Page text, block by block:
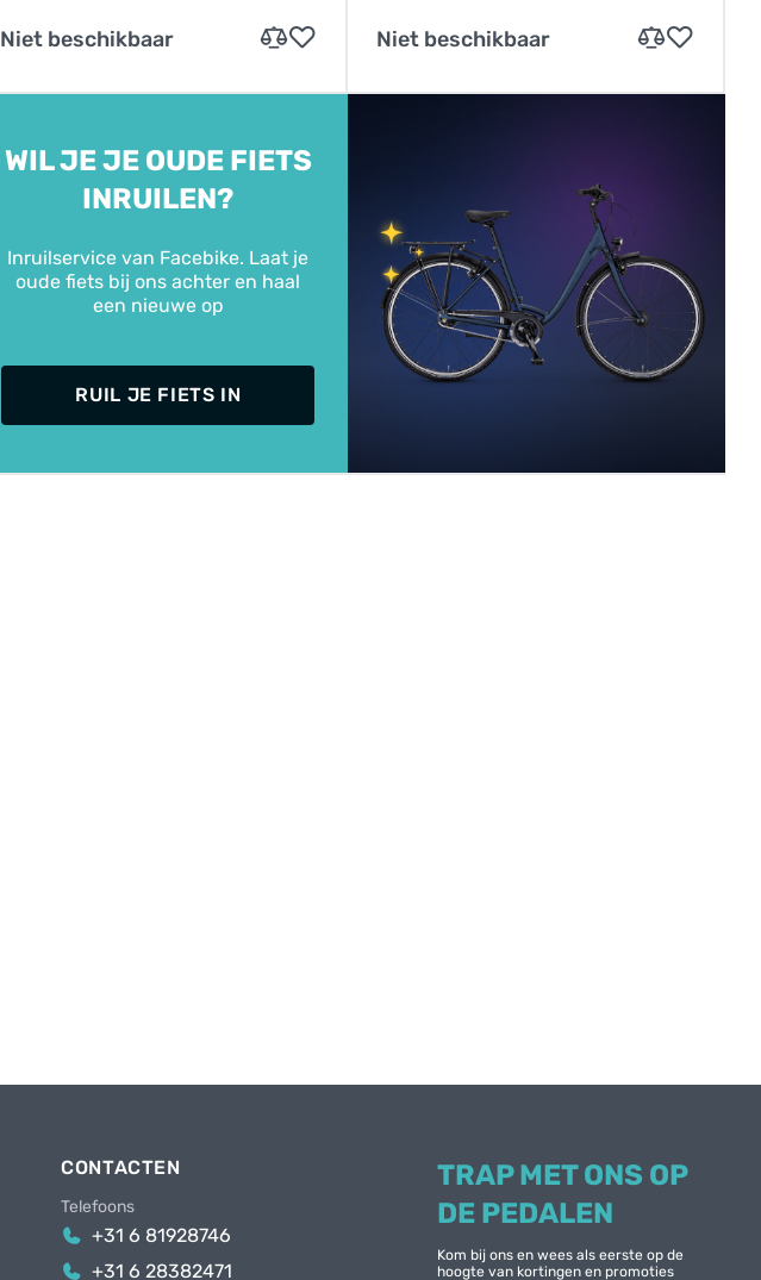
Niet beschikbaar Niet beschikbaar
WIL JE JE OUDE FIETS
INRUILEN?
Inruilservice van Facebike. Laat je
oude fiets bij ons achter en haal
een nieuwe op
RUIL JE FIETS IN
CONTACTEN
Telefoons
+31 6 81928746
+31 6 28382471
TRAP MET ONS OP
DE PEDALEN
Kom bij ons en wees als eerste op de
hoogte van kortingen en promoties